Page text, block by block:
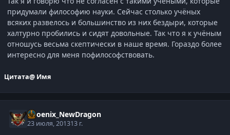
придумали философию науки. Сейчас столько учёных
всяких развелось и большинство из них бездыри, которые
халтурно пробились и сидят довольные. Так что я к учёным
отношусь весьма скептически в наше время. Гораздо более
интересно для меня пофилософствовать.
Цитата@ Имя
Phoenix_NewDragon
23 июля, 201313 г.